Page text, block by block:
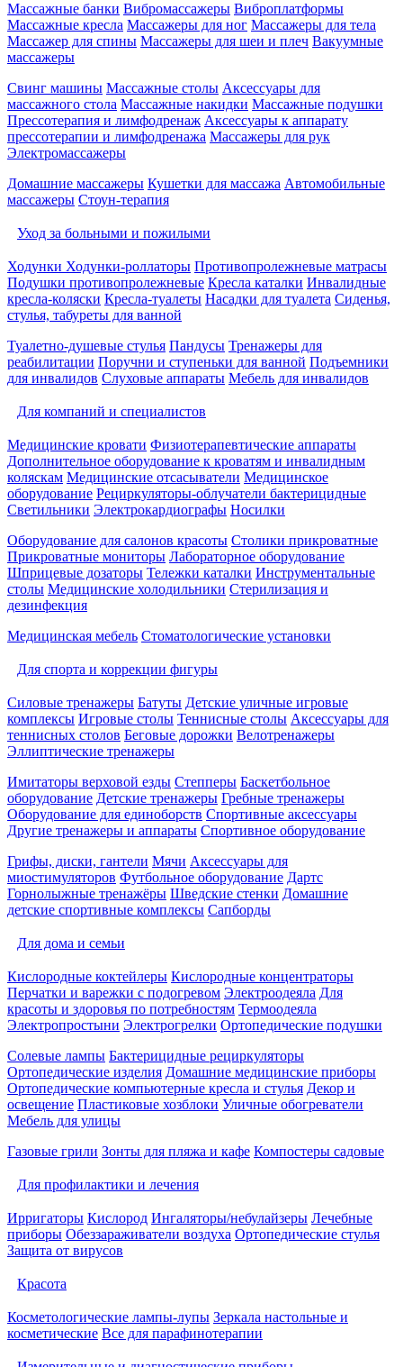
Массажные банки Вибромассажеры Виброплатформы
Массажные кресла Массажеры для ног Массажеры для тела
Массажер для спины Массажеры для шеи и плеч Вакуумные
массажеры
Свинг машины Массажные столы Аксессуары для
массажного стола Массажные накидки Массажные подушки
Прессотерапия и лимфодренаж Аксессуары к аппарату
прессотерапии и лимфодренажа Массажеры для рук
Электромассажеры
Домашние массажеры Кушетки для массажа Автомобильные
массажеры Стоун-терапия
Уход за больными и пожилыми
Ходунки Ходунки-роллаторы Противопролежневые матрасы
Подушки противопролежневые Кресла каталки Инвалидные
кресла-коляски Кресла-туалеты Насадки для туалета Сиденья,
стулья, табуреты для ванной
Туалетно-душевые стулья Пандусы Тренажеры для
реабилитации Поручни и ступеньки для ванной Подъемники
для инвалидов Слуховые аппараты Мебель для инвалидов
Для компаний и специалистов
Медицинские кровати Физиотерапевтические аппараты
Дополнительное оборудование к кроватям и инвалидным
коляскам Медицинские отсасыватели Медицинское
оборудование Рециркуляторы-облучатели бактерицидные
Светильники Электрокардиографы Носилки
Оборудование для салонов красоты Столики прикроватные
Прикроватные мониторы Лабораторное оборудование
Шприцевые дозаторы Тележки каталки Инструментальные
столы Медицинские холодильники Стерилизация и
дезинфекция
Медицинская мебель Стоматологические установки
Для спорта и коррекции фигуры
Силовые тренажеры Батуты Детские уличные игровые
комплексы Игровые столы Теннисные столы Аксессуары для
теннисных столов Беговые дорожки Велотренажеры
Эллиптические тренажеры
Имитаторы верховой езды Степперы Баскетбольное
оборудование Детские тренажеры Гребные тренажеры
Оборудование для единоборств Спортивные аксессуары
Другие тренажеры и аппараты Спортивное оборудование
Грифы, диски, гантели Мячи Аксессуары для
миостимуляторов Футбольное оборудование Дартс
Горнолыжные тренажёры Шведские стенки Домашние
детские спортивные комплексы Сапборды
Для дома и семьи
Кислородные коктейлеры Кислородные концентраторы
Перчатки и варежки с подогревом Электроодеяла Для
красоты и здоровья по потребностям Термоодеяла
Электропростыни Электрогрелки Ортопедические подушки
Солевые лампы Бактерицидные рециркуляторы
Ортопедические изделия Домашние медицинские приборы
Ортопедические компьютерные кресла и стулья Декор и
освещение Пластиковые хозблоки Уличные обогреватели
Мебель для улицы
Газовые грили Зонты для пляжа и кафе Компостеры садовые
Для профилактики и лечения
Ирригаторы Кислород Ингаляторы/небулайзеры Лечебные
приборы Обеззараживатели воздуха Ортопедические стулья
Защита от вирусов
Красота
Косметологические лампы-лупы Зеркала настольные и
косметические Все для парафинотерапии